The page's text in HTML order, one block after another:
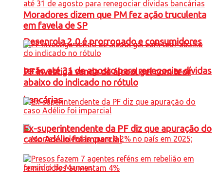
Desenrola 2.0 é prorrogado e consumidores
terão até 31 de agosto para renegociar dívidas
bancárias
Moradores dizem que PM fez ação truculenta
em favela de SP
PF investiga venda de álcool gel com teor
abaixo do indicado no rótulo
Ex-superintendente da PF diz que apuração do
caso Adélio foi imparcial